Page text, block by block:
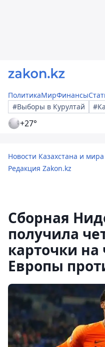
ПолитикаМирФинансы
#Выборы в Курултай
+27°
Новости Казахстана и
Редакция Zakon.kz
Сборная
получила
карточки
Европы